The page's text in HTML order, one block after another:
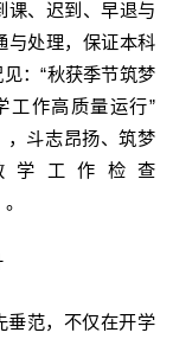
课、迟到、早退与
与处理，保证本科
：“秋获季节筑梦
工作高质量运行”
，斗志昂扬、筑梦
学工作检查
垂范，不仅在开学